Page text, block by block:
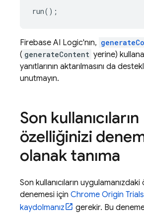
run();
Firebase AI Logic'nın,
( generateContent yerine)
yanıtlarının aktarılmasını da
unutmayın.
Son kullanıcıların
özelliğinizi
olanak tanıma
Son kullanıcıların
denemesi için Chrome Origin
kaydolmanız
gerekir. Bu